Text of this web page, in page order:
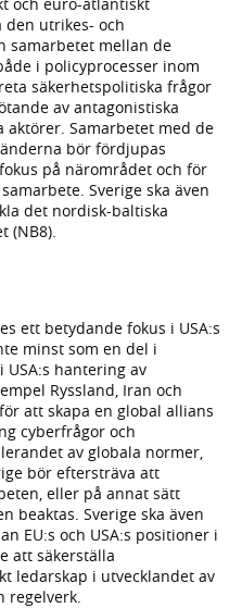
och euro-atlantiskt
den utrikes- och
samarbetet mellan de
i policyprocesser inom
säkerhetspolitiska frågor
av antagonistiska
aktörer. Samarbetet med de
bör fördjupas
på närområdet och för
Sverige ska även
det nordisk-baltiska
(NB8).
ett betydande fokus i USA:s
minst som en del i
USA:s hantering av
Ryssland, Iran och
att skapa en global allians
cyberfrågor och
av globala normer,
bör eftersträva att
eller på annat sätt
beaktas. Sverige ska även
EU:s och USA:s positioner i
att säkerställa
ledarskap i utvecklandet av
regelverk.